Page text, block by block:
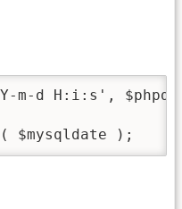
m-d H:i:s',
$mysqldate );